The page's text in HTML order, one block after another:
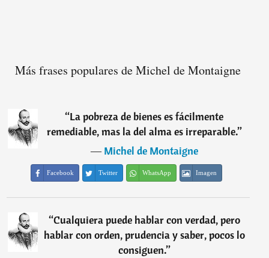
Más frases populares de Michel de Montaigne
“La pobreza de bienes es fácilmente
remediable, mas la del alma es irreparable.”
―Michel de Montaigne
Facebook Twitter WhatsApp Imagen
“Cualquiera puede hablar con verdad, pero
hablar con orden, prudencia y saber, pocos lo
consiguen.”